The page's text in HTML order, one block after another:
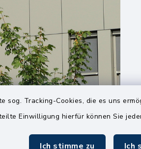
sog. Tracking-Cookies, die es uns
Einwilligung hierfür können Sie
Ich stimme zu Ich